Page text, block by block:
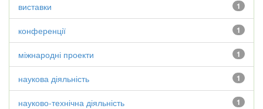
1
виставки
1
конференції
1
міжнародні проекти
1
наукова діяльність
1
науково-технічна діяльність